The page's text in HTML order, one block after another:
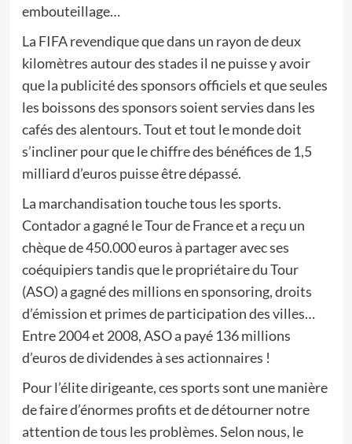
embouteillage…
La FIFA revendique que dans un rayon de deux
kilomètres autour des stades il ne puisse y avoir
que la publicité des sponsors officiels et que seules
les boissons des sponsors soient servies dans les
cafés des alentours. Tout et tout le monde doit
s’incliner pour que le chiffre des bénéfices de 1,5
milliard d’euros puisse être dépassé.
La marchandisation touche tous les sports.
Contador a gagné le Tour de France et a reçu un
chèque de 450.000 euros à partager avec ses
coéquipiers tandis que le propriétaire du Tour
(ASO) a gagné des millions en sponsoring, droits
d’émission et primes de participation des villes…
Entre 2004 et 2008, ASO a payé 136 millions
d’euros de dividendes à ses actionnaires !
Pour l’élite dirigeante, ces sports sont une manière
de faire d’énormes profits et de détourner notre
attention de tous les problèmes. Selon nous, le